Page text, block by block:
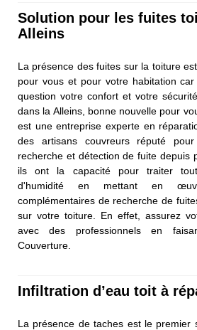
Solution pour les fuites
Alleins
La présence des fuites sur la toiture
pour vous et pour votre habitation
question votre confort et votre
dans la Alleins, bonne nouvelle pour
est une entreprise experte en
des artisans couvreurs réputé
recherche et détection de fuite depuis
ils ont la capacité pour traiter
d'humidité en mettant en
complémentaires de recherche de
sur votre toiture. En effet, assurez
avec des professionnels en
Couverture.
Infiltration d’eau toit à
La présence de taches est le premier